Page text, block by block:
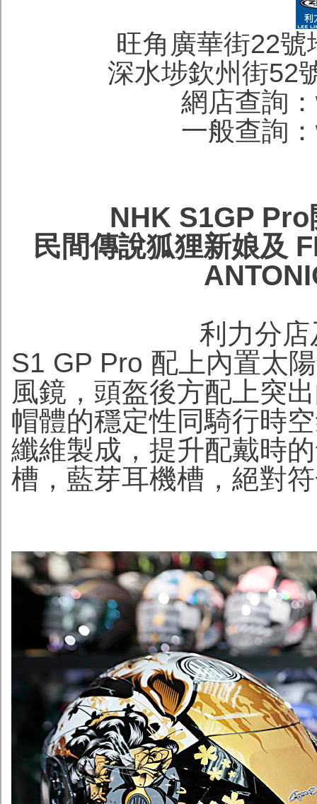
旺角廣華街22
深水埗欽州街52
網店查詢
一般查詢
NHK S1GP
民間傳說狐狸新娘及
利力分
S1 GP Pro 配上內置太
風鏡，頭盔後方配上突
帽體的穩定性同騎行時
纖維製成，提升配戴時
槽，藍芽耳機槽，絕對